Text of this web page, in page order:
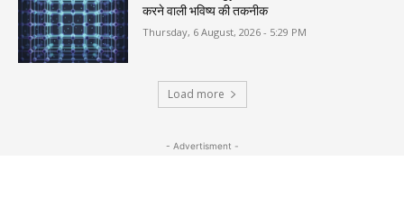
करने वाली भविष्य की तकनीक
Thursday, 6 August, 2026 - 5:29 PM
Load more
- Advertisment -